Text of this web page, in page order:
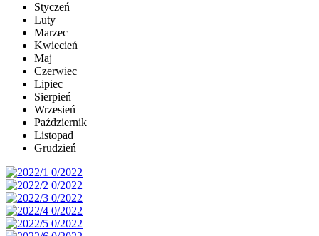
Styczeń
Luty
Marzec
Kwiecień
Maj
Czerwiec
Lipiec
Sierpień
Wrzesień
Październik
Listopad
Grudzień